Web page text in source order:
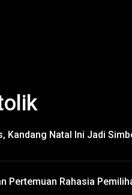
Kandang Natal Ini Jadi
Pertemuan Rahasia